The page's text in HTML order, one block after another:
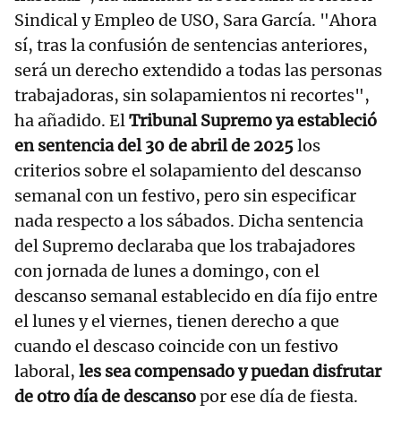
Sindical y Empleo de USO, Sara García. "Ahora
sí, tras la confusión de sentencias anteriores,
será un derecho extendido a todas las personas
trabajadoras, sin solapamientos ni recortes",
ha añadido. ElTribunal Supremo ya estableció
en sentencia del 30 de abril de 2025los
criterios sobre el solapamiento del descanso
semanal con un festivo, pero sin especificar
nada respecto a los sábados. Dicha sentencia
del Supremo declaraba que los trabajadores
con jornada de lunes a domingo, con el
descanso semanal establecido en día fijo entre
el lunes y el viernes, tienen derecho a que
cuando el descaso coincide con un festivo
laboral, les sea compensado y puedan disfrutar
de otro día de descansopor ese día de fiesta.